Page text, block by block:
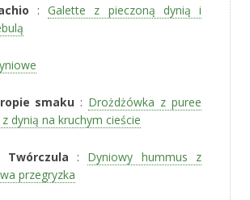
: Galette z pieczoną dynią i
smaku : Drożdżówka z puree
dynią na kruchym cieście
Twórczula : Dyniowy hummus z
przegryzka